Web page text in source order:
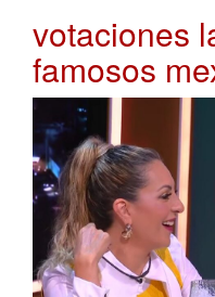
votaciones
famosos